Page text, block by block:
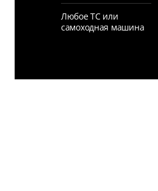
Любое ТС или
самоходная машина